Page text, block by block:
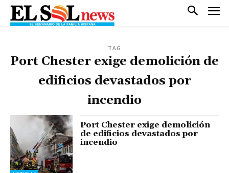
TAG
Port Chester exige demolición de
edificios devastados por
incendio
Port Chester exige demolición
de edificios devastados por
incendio